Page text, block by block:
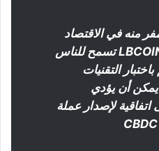
منه في الاقتصاد
الرقمي، كما أن عملة LBCOIN تسمح للناس
التقنيات
يمكن أن يؤدي
اتفاقية لإصدار عملة